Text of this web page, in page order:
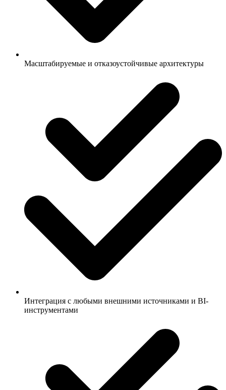
Масштабируемые и отказоустойчивые архитектуры
Интеграция с любыми внешними источниками и BI-
инструментами